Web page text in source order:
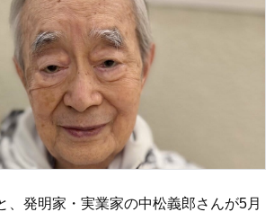
、発明家・実業家の中松義郎さんが5月